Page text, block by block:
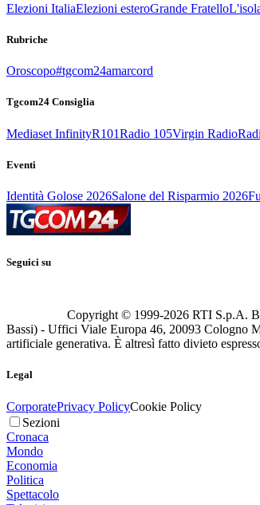
Elezioni ItaliaElezioni esteroGrande Fratello
Rubriche
Oroscopo#tgcom24amarcord
Tgcom24 Consiglia
Mediaset InfinityR101Radio 105Virgin Radio
Eventi
Identità Golose 2026Salone del Risparmio 2026
Seguici su
Copyright © 1999-2026 RTI S.p.A.
Bassi) - Uffici Viale Europa 46, 20093 Cologno
artificiale generativa. È altresì fatto divieto
Legal
CorporatePrivacy PolicyCookie Policy
Sezioni
Cronaca
Mondo
Economia
Politica
Spettacolo